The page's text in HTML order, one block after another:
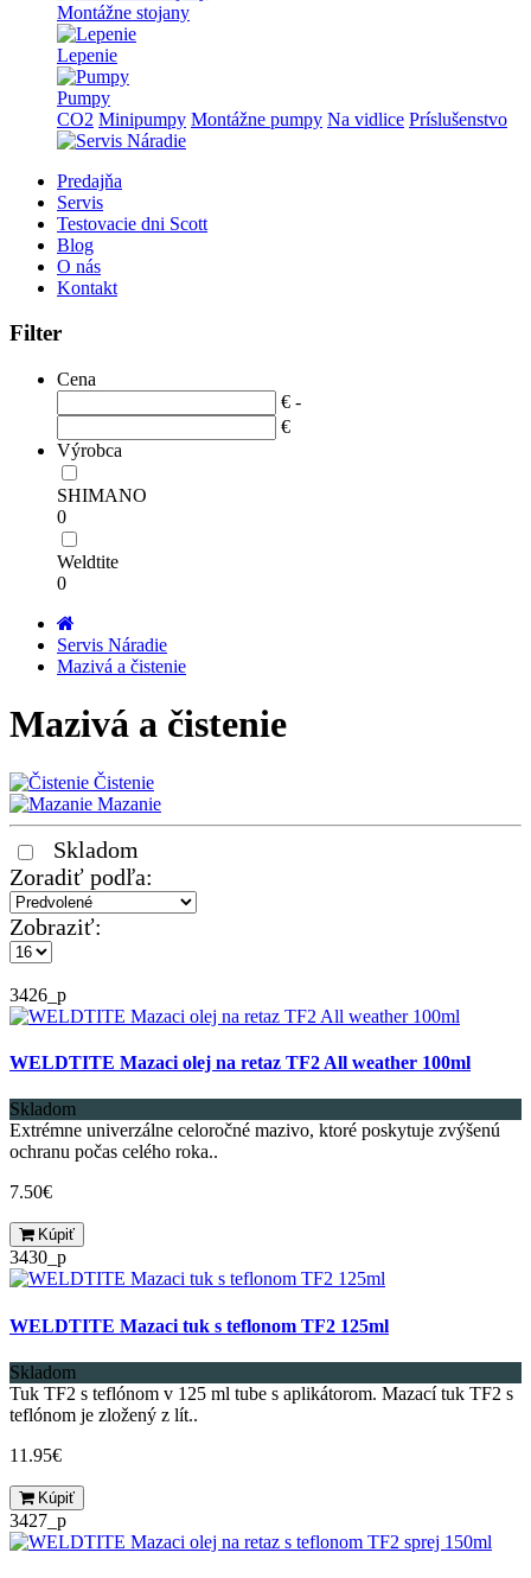
Montážne stojany
Lepenie
Pumpy
CO2 Minipumpy Montážne pumpy Na vidlice Príslušenstvo
Predajňa
Servis
Testovacie dni Scott
Blog
O nás
Kontakt
Filter
Cena
€ -
€
Výrobca
SHIMANO
0
Weldtite
0
Servis Náradie
Mazivá a čistenie
Mazivá a čistenie
Čistenie
Mazanie
Skladom
Zoradiť podľa:
Zobraziť:
3426_p
WELDTITE Mazaci olej na retaz TF2 All weather 100ml
Skladom
Extrémne univerzálne celoročné mazivo, ktoré poskytuje zvýšenú
ochranu počas celého roka..
7.50€
Kúpiť
3430_p
WELDTITE Mazaci tuk s teflonom TF2 125ml
Skladom
Tuk TF2 s teflónom v 125 ml tube s aplikátorom. Mazací tuk TF2 s
teflónom je zložený z lít..
11.95€
Kúpiť
3427_p